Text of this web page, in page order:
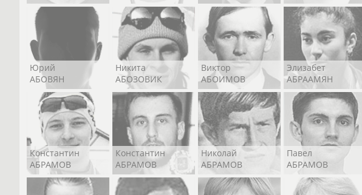
Юрий
АБОВЯН
Никита
АБОЗОВИК
Виктор
АБОИМОВ
Элизабет
АБРААМЯН
Константин
АБРАМОВ
Константин
АБРАМОВ
Николай
АБРАМОВ
Павел
АБРАМОВ